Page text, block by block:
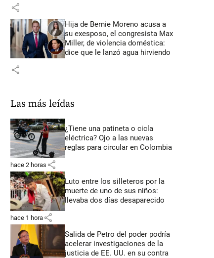
share
Hija de Bernie Moreno acusa a
su exesposo, el congresista Max
Miller, de violencia doméstica:
dice que le lanzó agua hirviendo
share
Las más leídas
¿Tiene una patineta o cicla
eléctrica? Ojo a las nuevas
reglas para circular en Colombia
hace 2 horas share
Luto entre los silleteros por la
muerte de uno de sus niños:
llevaba dos días desaparecido
hace 1 hora share
Salida de Petro del poder podría
acelerar investigaciones de la
justicia de EE. UU. en su contra